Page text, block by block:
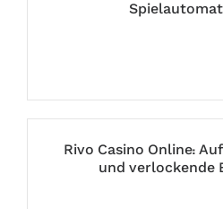
Rivo Casino Online:
und verlockende